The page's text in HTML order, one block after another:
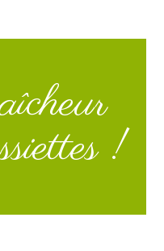
!